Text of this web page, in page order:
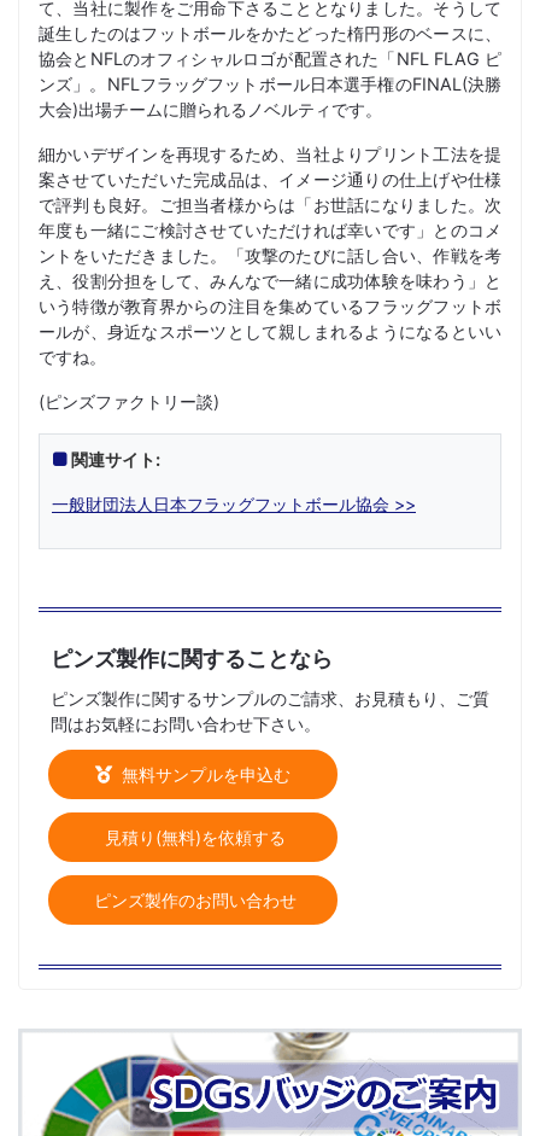
て、当社に製作をご用命下さることとなりました。そうして
誕生したのはフットボールをかたどった楕円形のベースに、
協会とNFLのオフィシャルロゴが配置された「NFL FLAG ピ
ンズ」。NFLフラッグフットボール日本選手権のFINAL(決勝
大会)出場チームに贈られるノベルティです。
細かいデザインを再現するため、当社よりプリント工法を提
案させていただいた完成品は、イメージ通りの仕上げや仕様
で評判も良好。ご担当者様からは「お世話になりました。次
年度も一緒にご検討させていただければ幸いです」とのコメ
ントをいただきました。「攻撃のたびに話し合い、作戦を考
え、役割分担をして、みんなで一緒に成功体験を味わう」と
いう特徴が教育界からの注目を集めているフラッグフットボ
ールが、身近なスポーツとして親しまれるようになるといい
ですね。
(ピンズファクトリー談)
関連サイト:
一般財団法人日本フラッグフットボール協会 >>
ピンズ製作に関することなら
ピンズ製作に関するサンプルのご請求、お見積もり、ご質
問はお気軽にお問い合わせ下さい。
無料サンプルを申込む
見積り(無料)を依頼する
ピンズ製作のお問い合わせ